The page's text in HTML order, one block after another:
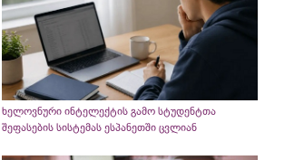
ხელოვნური ინტელექტის გამო სტუდენტთა
შეფასების სისტემას ესპანეთში ცვლიან